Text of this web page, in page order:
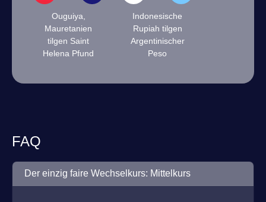
Ouguiya,
Mauretanien
tilgen Saint
Helena Pfund
Indonesische
Rupiah tilgen
Argentinischer
Peso
FAQ
Der einzig faire Wechselkurs: Mittelkurs